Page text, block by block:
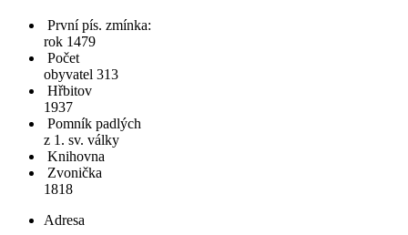
První pís. zmínka:
rok 1479
Počet
obyvatel 313
Hřbitov
1937
Pomník padlých
z 1. sv. války
Knihovna
Zvonička
1818
Adresa